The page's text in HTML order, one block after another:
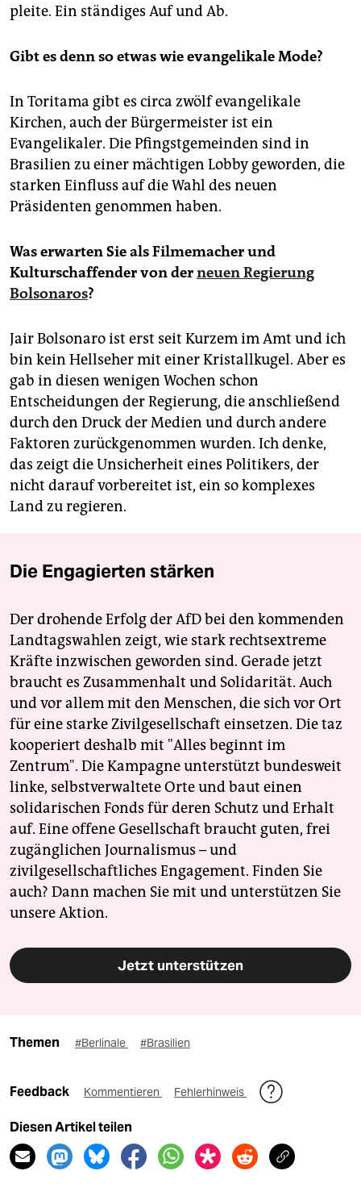
pleite. Ein ständiges Auf und Ab.
Gibt es denn so etwas wie evangelikale Mode?
In Toritama gibt es circa zwölf evangelikale
Kirchen, auch der Bürgermeister ist ein
Evangelikaler. Die Pfingstgemeinden sind in
Brasilien zu einer mächtigen Lobby geworden, die
starken Einfluss auf die Wahl des neuen
Präsidenten genommen haben.
Was erwarten Sie als Filmemacher und
Kulturschaffender von derneuen Regierung
Bolsonaros?
Jair Bolsonaro ist erst seit Kurzem im Amt und ich
bin kein Hellseher mit einer Kristallkugel. Aber es
gab in diesen wenigen Wochen schon
Entscheidungen der Regierung, die anschließend
durch den Druck der Medien und durch andere
Faktoren zurückgenommen wurden. Ich denke,
das zeigt die Unsicherheit eines Politikers, der
nicht darauf vorbereitet ist, ein so komplexes
Land zu regieren.
Die Engagierten stärken
Der drohende Erfolg der AfD bei den kommenden
Landtagswahlen zeigt, wie stark rechtsextreme
Kräfte inzwischen geworden sind. Gerade jetzt
braucht es Zusammenhalt und Solidarität. Auch
und vor allem mit den Menschen, die sich vor Ort
für eine starke Zivilgesellschaft einsetzen. Die taz
kooperiert deshalb mit "Alles beginnt im
Zentrum". Die Kampagne unterstützt bundesweit
linke, selbstverwaltete Orte und baut einen
solidarischen Fonds für deren Schutz und Erhalt
auf. Eine offene Gesellschaft braucht guten, frei
zugänglichen Journalismus – und
zivilgesellschaftliches Engagement. Finden Sie
auch? Dann machen Sie mit und unterstützen Sie
unsere Aktion.
Jetzt unterstützen
Themen #Berlinale #Brasilien
Feedback Kommentieren Fehlerhinweis
Diesen Artikel teilen